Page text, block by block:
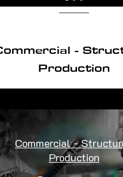
-
Production
Commercial -
Production